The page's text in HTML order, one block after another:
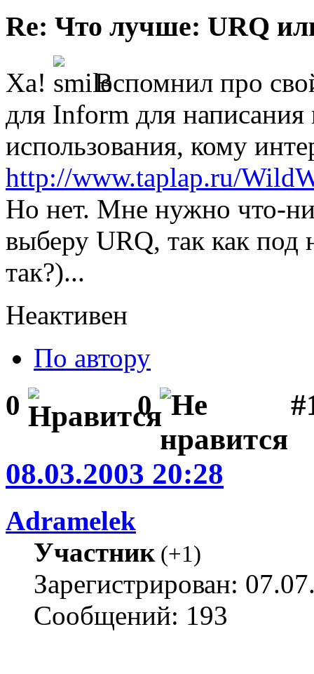
Re: Что лучше: URQ
Ха!
Вспомнил про
для Inform для
использования, кому
http://www.taplap.ru/
Но нет. Мне нужно что-
выберу URQ, так как под
так?)...
Неактивен
По автору
0 0
08.03.2003 20:28
Adramelek
Участник(+1)
Зарегистрирован:
Сообщений: 193